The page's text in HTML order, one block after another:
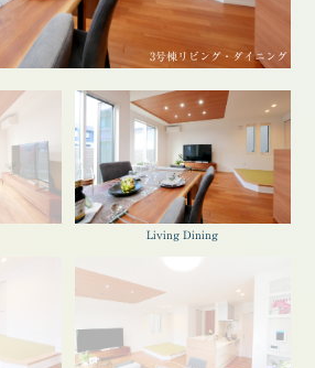
3号棟リビング・ダイニング
Living Dining